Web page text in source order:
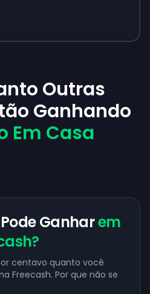
Outras
Ganhando
Em Casa
Ganharem
centavo quanto você
Freecash. Por que não se